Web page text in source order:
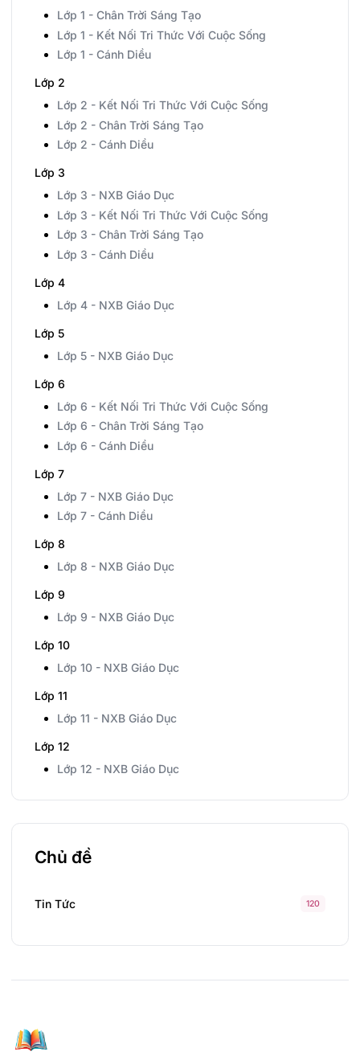
Lớp 1 - Chân Trời Sáng Tạo
Lớp 1 - Kết Nối Tri Thức Với Cuộc Sống
Lớp 1 - Cánh Diều
Lớp 2
Lớp 2 - Kết Nối Tri Thức Với Cuộc Sống
Lớp 2 - Chân Trời Sáng Tạo
Lớp 2 - Cánh Diều
Lớp 3
Lớp 3 - NXB Giáo Dục
Lớp 3 - Kết Nối Tri Thức Với Cuộc Sống
Lớp 3 - Chân Trời Sáng Tạo
Lớp 3 - Cánh Diều
Lớp 4
Lớp 4 - NXB Giáo Dục
Lớp 5
Lớp 5 - NXB Giáo Dục
Lớp 6
Lớp 6 - Kết Nối Tri Thức Với Cuộc Sống
Lớp 6 - Chân Trời Sáng Tạo
Lớp 6 - Cánh Diều
Lớp 7
Lớp 7 - NXB Giáo Dục
Lớp 7 - Cánh Diều
Lớp 8
Lớp 8 - NXB Giáo Dục
Lớp 9
Lớp 9 - NXB Giáo Dục
Lớp 10
Lớp 10 - NXB Giáo Dục
Lớp 11
Lớp 11 - NXB Giáo Dục
Lớp 12
Lớp 12 - NXB Giáo Dục
Chủ đề
Tin Tức 120